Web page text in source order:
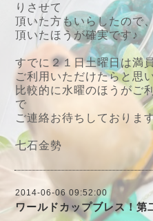
りさせて
頂いた方もいらしたので
頂いたほうが確実です♪
すでに２１日土曜日は満
ご利用いただけたらと思
比較的に水曜のほうがご
で
ご連絡お待ちしておりま
七石金勢
2014-06-06 09:52:00
ワールドカップブレス！第